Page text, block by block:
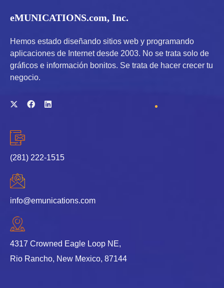
eMUNICATIONS.com, Inc.
Hemos estado diseñando sitios web y programando
aplicaciones de Internet desde 2003. No se trata solo de
gráficos e información bonitos. Se trata de hacer crecer tu
negocio.
(281) 222-1515
info@emunications.com
4317 Crowned Eagle Loop NE,
Rio Rancho, New Mexico, 87144